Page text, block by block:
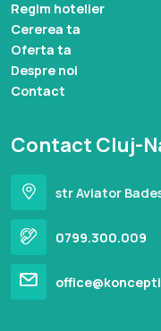
Regim hotelier
Cererea ta
Oferta ta
Despre noi
Contact
Contact Cluj-
str Aviator
0799.300.009